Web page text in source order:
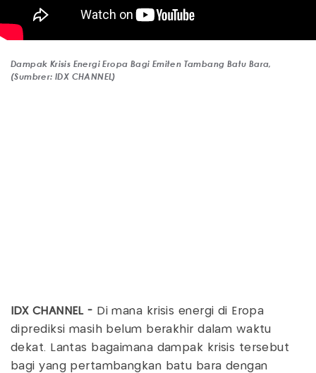
Dampak Krisis Energi Eropa Bagi Emiten Tambang Batu Bara,
(Sumbrer: IDX CHANNEL)
IDX CHANNEL - Di mana krisis energi di Eropa
diprediksi masih belum berakhir dalam waktu
dekat. Lantas bagaimana dampak krisis tersebut
bagi yang pertambangkan batu bara dengan